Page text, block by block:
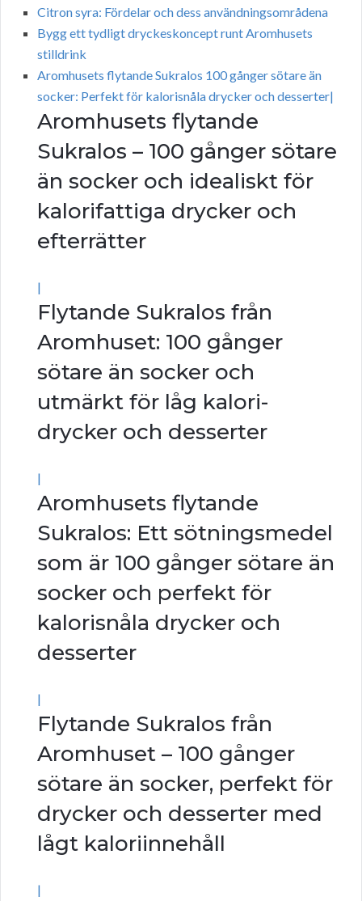
Citron syra: Fördelar och dess användningsområdena
Bygg ett tydligt dryckeskoncept runt Aromhusets
stilldrink
Aromhusets flytande Sukralos 100 gånger sötare än
socker: Perfekt för kalorisnåla drycker och desserter|
Aromhusets flytande
Sukralos – 100 gånger sötare
än socker och idealiskt för
kalorifattiga drycker och
efterrätter
|
Flytande Sukralos från
Aromhuset: 100 gånger
sötare än socker och
utmärkt för låg kalori-
drycker och desserter
|
Aromhusets flytande
Sukralos: Ett sötningsmedel
som är 100 gånger sötare än
socker och perfekt för
kalorisnåla drycker och
desserter
|
Flytande Sukralos från
Aromhuset – 100 gånger
sötare än socker, perfekt för
drycker och desserter med
lågt kaloriinnehåll
|